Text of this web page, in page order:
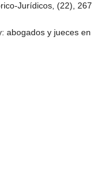
Jurídicos, (22),
abogados y jueces